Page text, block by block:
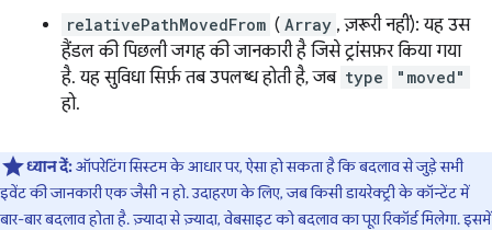
relativePathMovedFrom ( Array , ज़रूरी नहीं): यह उस
हैंडल की पिछली जगह की जानकारी है जिसे ट्रांसफ़र किया गया
है. यह सुविधा सिर्फ़ तब उपलब्ध होती है, जब type "moved"
हो.
ध्यान दें:ऑपरेटिंग सिस्टम के आधार पर, ऐसा हो सकता है कि बदलाव से जुड़े सभी
इवेंट की जानकारी एक जैसी न हो. उदाहरण के लिए, जब किसी डायरेक्ट्री के कॉन्टेंट में
बार-बार बदलाव होता है. ज़्यादा से ज़्यादा, वेबसाइट को बदलाव का पूरा रिकॉर्ड मिलेगा. इसमें